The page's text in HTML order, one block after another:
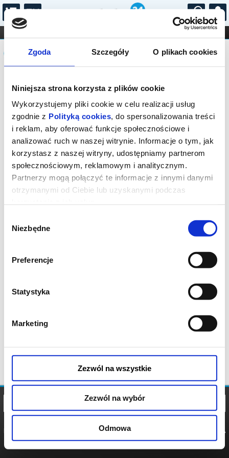
Zgoda Szczegóły O plikach cookies
Niniejsza strona korzysta z plików cookie
Wykorzystujemy pliki cookie w celu realizacji usług
zgodnie z Polityką cookies, do spersonalizowania treści
i reklam, aby oferować funkcje społecznościowe i
analizować ruch w naszej witrynie. Informacje o tym, jak
korzystasz z naszej witryny, udostępniamy partnerom
społecznościowym, reklamowym i analitycznym.
Partnerzy mogą połączyć te informacje z innymi danymi
otrzymanymi od Ciebie lub uzyskanymi podczas
zgody
Niezbędne
Preferencje
Statystyka
Marketing
Zezwól na wszystkie
Zezwól na wybór
Odmowa
...
FILHARMONIA OPERA I BALET
STAND-UP
DLA DZIECI
Komunikat
Sprzedaż on-line została zakończona,
sprawdź dostępność biletów w kasie.
POLITYKA
POLITYKA